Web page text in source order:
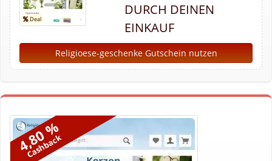
DURCH DEINEN
EINKAUF
Religioese-geschenke Gutschein nutzen
4,80 %
Cashback